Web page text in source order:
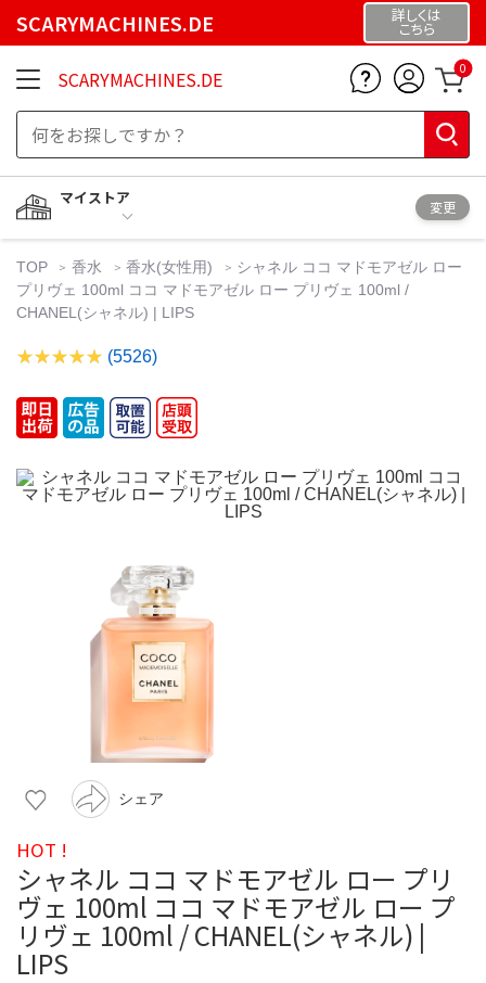
SCARYMACHINES.DE 詳しくは
こちら
SCARYMACHINES.DE 0
マイストア
変更
TOP 香水 香水(女性用)
シャネル ココ マドモアゼル ロー
プリヴェ 100ml ココ マドモアゼル ロー プリヴェ 100ml /
CHANEL(シャネル) | LIPS
(5526)
シェア
HOT !
シャネル ココ マドモアゼル ロー プリ
ヴェ 100ml ココ マドモアゼル ロー プ
リヴェ 100ml / CHANEL(シャネル) |
LIPS